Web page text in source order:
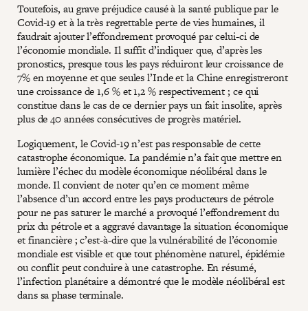
Toutefois, au grave préjudice causé à la santé publique par le
Covid-19 et à la très regrettable perte de vies humaines, il
faudrait ajouter l’effondrement provoqué par celui-ci de
l’économie mondiale. Il suffit d’indiquer que, d’après les
pronostics, presque tous les pays réduiront leur croissance de
7% en moyenne et que seules l’Inde et la Chine enregistreront
une croissance de 1,6 % et 1,2 % respectivement ; ce qui
constitue dans le cas de ce dernier pays un fait insolite, après
plus de 40 années consécutives de progrès matériel.
Logiquement, le Covid-19 n’est pas responsable de cette
catastrophe économique. La pandémie n’a fait que mettre en
lumière l’échec du modèle économique néolibéral dans le
monde. Il convient de noter qu’en ce moment même
l’absence d’un accord entre les pays producteurs de pétrole
pour ne pas saturer le marché a provoqué l’effondrement du
prix du pétrole et a aggravé davantage la situation économique
et financière ; c’est-à-dire que la vulnérabilité de l’économie
mondiale est visible et que tout phénomène naturel, épidémie
ou conflit peut conduire à une catastrophe. En résumé,
l’infection planétaire a démontré que le modèle néolibéral est
dans sa phase terminale.